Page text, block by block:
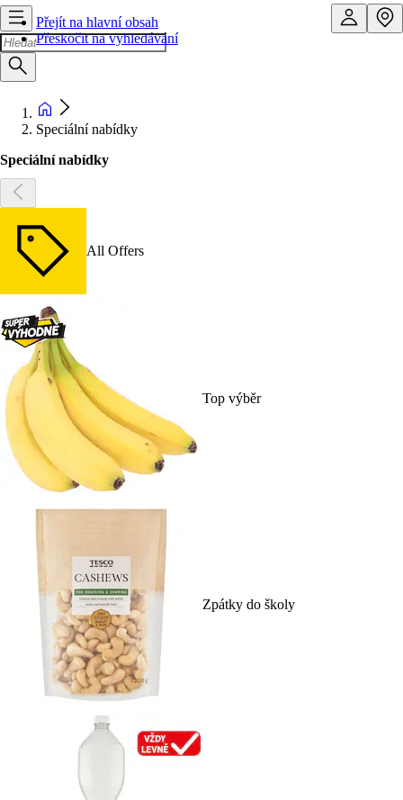
Přejít na hlavní obsah
Přeskočit na vyhledávání
Speciální nabídky
Speciální nabídky
All Offers
Top výběr
Zpátky do školy